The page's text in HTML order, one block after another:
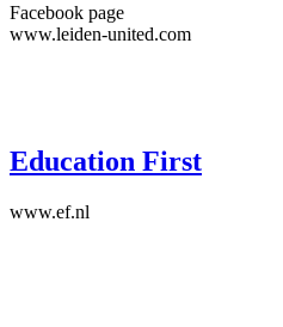
Facebook page
www.leiden-united.com
Education First
www.ef.nl